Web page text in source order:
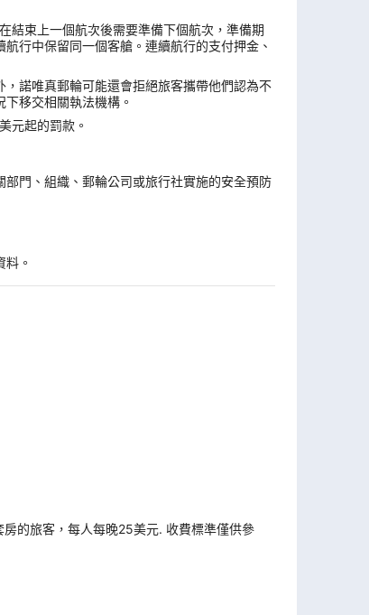
結束上一個航次後需要準備下個航次，準備期
行中保留同一個客艙。連續航行的支付押金、
諾唯真郵輪可能還會拒絕旅客攜帶他們認為不
移交相關執法機構。
元起的罰款。
門、組織、郵輪公司或旅行社實施的安全預防
。
的旅客，每人每晚25美元. 收費標準僅供參